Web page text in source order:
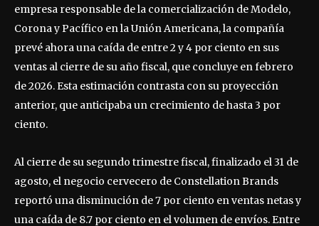
empresa responsable de la comercialización de Modelo,
Corona y Pacífico en la Unión Americana, la compañía
prevé ahora una caída de entre 2 y 4 por ciento en sus
ventas al cierre de su año fiscal, que concluye en febrero
de 2026. Esta estimación contrasta con su proyección
anterior, que anticipaba un crecimiento de hasta 3 por
ciento.
Al cierre de su segundo trimestre fiscal, finalizado el 31 de
agosto, el negocio cervecero de Constellation Brands
reportó una disminución de 7 por ciento en ventas netas y
una caída de 8.7 por ciento en el volumen de envíos. Entre